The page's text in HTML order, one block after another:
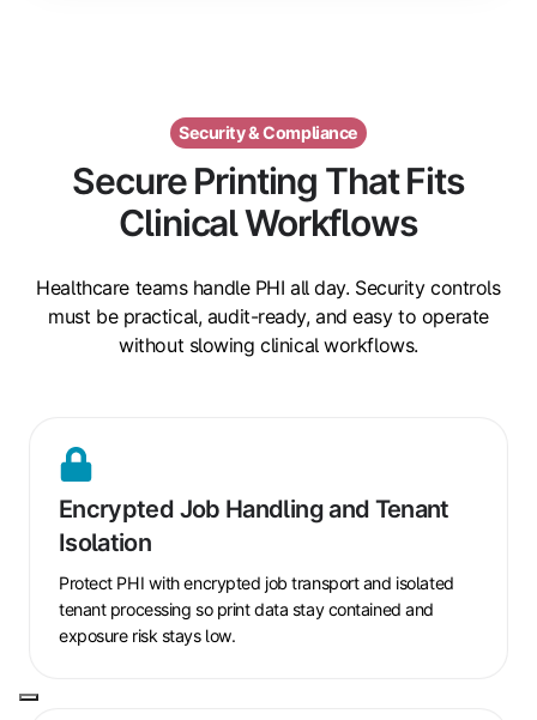
Security & Compliance
Secure Printing That Fits
Clinical Workflows
Healthcare teams handle PHI all day. Security controls
must be practical, audit-ready, and easy to operate
without slowing clinical workflows.
Encrypted Job Handling and Tenant
Isolation
Protect PHI with encrypted job transport and isolated
tenant processing so print data stay contained and
exposure risk stays low.
Encrypted
Handling
and
Tenant
Isolation